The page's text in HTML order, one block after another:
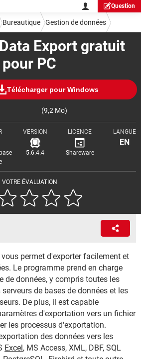
Question
Export gratuit
pour PC
Télécharger pour Windows
(9,2 Mo)
VOTRE ÉVALUATION
VERSION
5.6.4.4
LICENCE
Shareware
LANGUE
EN
Bureautique Gestion de données
vous permet d'exporter facilement et
Le programme prend en charge
de données, y compris toutes les
de bases de données et les
De plus, il est capable
d'exportation vers un fichier
les processus d'exportation.
des données vers les
Excel, MS Access, XML, DBF, SQL